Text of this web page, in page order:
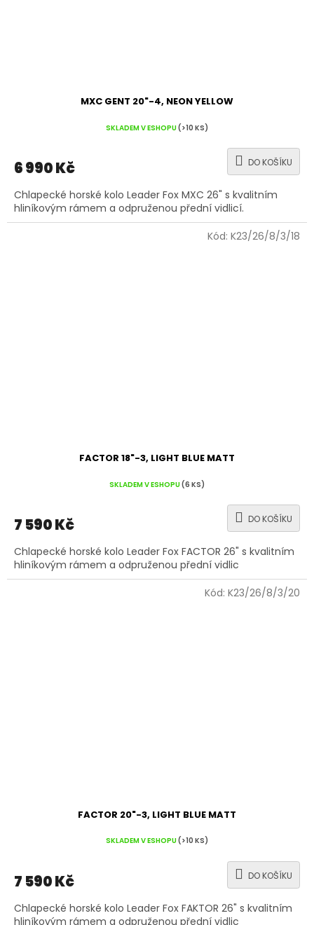
MXC GENT 20"-4, NEON YELLOW
SKLADEM V ESHOPU(>10 KS)
6 990 Kč DO KOŠÍKU
Chlapecké horské kolo Leader Fox MXC 26" s kvalitním
hliníkovým rámem a odpruženou přední vidlicí.
FACTOR 18"-3, LIGHT BLUE MATT
SKLADEM V ESHOPU(6 KS)
7 590 Kč DO KOŠÍKU
Chlapecké horské kolo Leader Fox FACTOR 26" s kvalitním
hliníkovým rámem a odpruženou přední vidlic
Kód: K23/26/8/3/18
FACTOR 20"-3, LIGHT BLUE MATT
SKLADEM V ESHOPU(>10 KS)
7 590 Kč DO KOŠÍKU
Chlapecké horské kolo Leader Fox FAKTOR 26" s kvalitním
hliníkovým rámem a odpruženou přední vidlic
Kód: K23/26/8/3/20